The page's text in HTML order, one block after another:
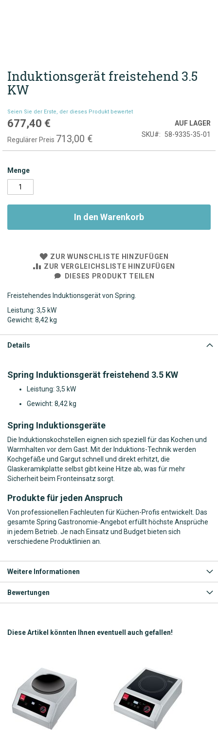
Zum
Anfang
der
springen
Induktionsgerät freistehend 3.5
KW
Seien Sie der Erste, der dieses Produkt bewertet
Sonderpreis
677,40 €
Regulärer Preis 713,00 €
AUF LAGER
SKU
58-9335-35-01
Menge
In den Warenkorb
ZUR WUNSCHLISTE HINZUFÜGEN
ZUR VERGLEICHSLISTE HINZUFÜGEN
DIESES PRODUKT TEILEN
Freistehendes Induktionsgerät von Spring.
Leistung: 3,5 kW
Gewicht: 8,42 kg
Details
Spring Induktionsgerät freistehend 3.5 KW
Leistung: 3,5 kW
Gewicht: 8,42 kg
Spring Induktionsgeräte
Die Induktionskochstellen eignen sich speziell für das Kochen und
Warmhalten vor dem Gast. Mit der Induktions-Technik werden
Kochgefäße und Gargut schnell und direkt erhitzt, die
Glaskeramikplatte selbst gibt keine Hitze ab, was für mehr
Sicherheit beim Fronteinsatz sorgt.
Produkte für jeden Anspruch
Von professionellen Fachleuten für Küchen-Profis entwickelt. Das
gesamte Spring Gastronomie-Angebot erfüllt höchste Ansprüche
in jedem Betrieb. Je nach Einsatz und Budget bieten sich
verschiedene Produktlinien an.
Weitere Informationen
Bewertungen
Diese Artikel könnten Ihnen eventuell auch gefallen!